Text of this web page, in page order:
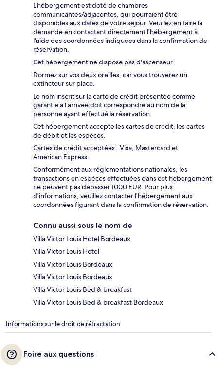
L'hébergement est doté de chambres
communicantes/adjacentes, qui pourraient être
disponibles aux dates de votre séjour. Veuillez en faire la
demande en contactant directement l'hébergement à
l'aide des coordonnées indiquées dans la confirmation de
réservation.
Cet hébergement ne dispose pas d'ascenseur.
Dormez sur vos deux oreilles, car vous trouverez un
extincteur sur place.
Le nom inscrit sur la carte de crédit présentée comme
garantie à l'arrivée doit correspondre au nom de la
personne ayant effectué la réservation.
Cet hébergement accepte les cartes de crédit, les cartes
de débit et les espèces.
Cartes de crédit acceptées : Visa, Mastercard et
American Express.
Conformément aux réglementations nationales, les
transactions en espèces effectuées dans cet hébergement
ne peuvent pas dépasser 1000 EUR. Pour plus
d'informations, veuillez contacter l'hébergement aux
coordonnées figurant dans la confirmation de réservation.
Connu aussi sous le nom de
Villa Victor Louis Hotel Bordeaux
Villa Victor Louis Hotel
Villa Victor Louis Bordeaux
Villa Victor Louis Bordeaux
Villa Victor Louis Bed & breakfast
Villa Victor Louis Bed & breakfast Bordeaux
Informations sur le droit de rétractation
Foire aux questions